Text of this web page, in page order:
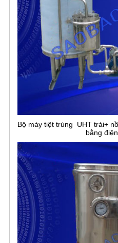
Bộ máy tiệt trùng UHT trái+
bằng